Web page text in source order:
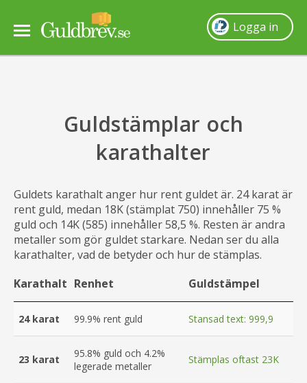
Guldpris
Sälja guld
Frågor & svar
Om oss
Kontakta oss
Logga in
Guldstämplar och
karathalter
Guldets karathalt anger hur rent guldet är. 24 karat är
rent guld, medan 18K (stämplat 750) innehåller 75 %
guld och 14K (585) innehåller 58,5 %. Resten är andra
metaller som gör guldet starkare. Nedan ser du alla
karathalter, vad de betyder och hur de stämplas.
Karathalt Renhet Guldstämpel
24 karat 99.9% rent guld Stansad text: 999,9
23 karat
95.8% guld och 4.2%
legerade metaller
Stämplas oftast 23K